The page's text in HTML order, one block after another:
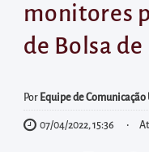
menu
principal
diretamente
à
monitores
de Bolsa
Por Equipe de
07/04/2022, 15:36